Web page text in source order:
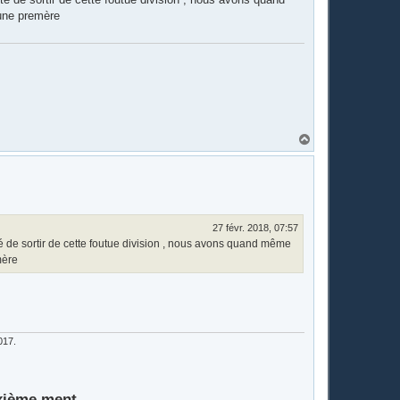
premère
a
27 févr. 2018, 07:57
sortir de cette foutue division , nous avons quand même